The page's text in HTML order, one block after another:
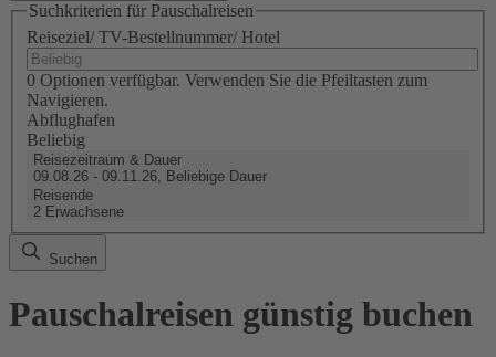
Suchkriterien für Pauschalreisen
Reiseziel/ TV-Bestellnummer/ Hotel
0 Optionen verfügbar. Verwenden Sie die Pfeiltasten zum
Navigieren.
Abflughafen
Beliebig
Reisezeitraum & Dauer
09.08.26 - 09.11.26, Beliebige Dauer
Reisende
2 Erwachsene
Suchen
Pauschalreisen günstig buchen